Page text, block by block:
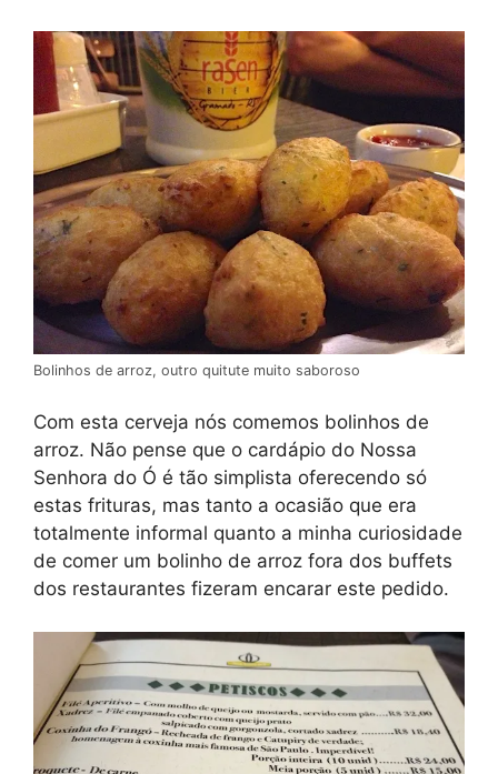
Bolinhos de arroz, outro quitute muito saboroso
Com esta cerveja nós comemos bolinhos de
arroz. Não pense que o cardápio do Nossa
Senhora do Ó é tão simplista oferecendo só
estas frituras, mas tanto a ocasião que era
totalmente informal quanto a minha curiosidade
de comer um bolinho de arroz fora dos buffets
dos restaurantes fizeram encarar este pedido.